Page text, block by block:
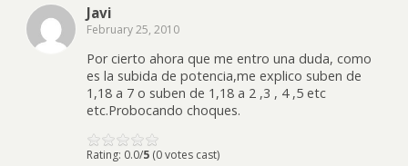
Javi
February 25, 2010
Por cierto ahora que me entro una duda, como
es la subida de potencia,me explico suben de
1,18 a 7 o suben de 1,18 a 2 ,3 , 4 ,5 etc
etc.Probocando choques.
Rating: 0.0/5 (0 votes cast)